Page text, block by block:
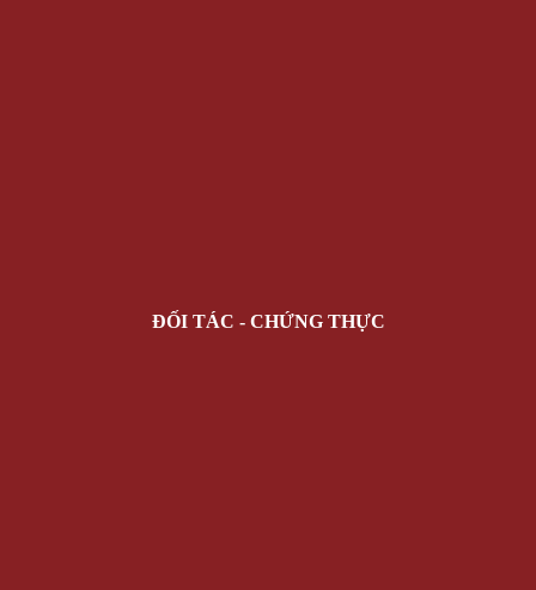
ĐỐI TÁC - CHỨNG THỰC